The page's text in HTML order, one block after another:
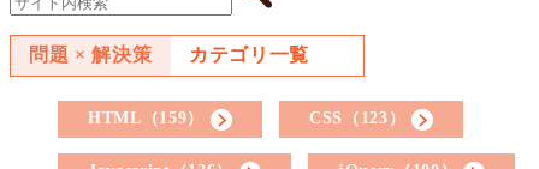
問題 × 解決策 カテゴリ一覧
HTML（159） CSS（123）